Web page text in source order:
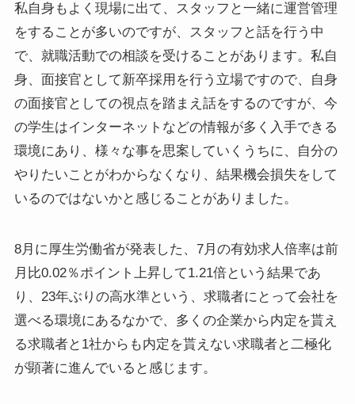
私自身もよく現場に出て、スタッフと一緒に運営管理
をすることが多いのですが、スタッフと話を行う中
で、就職活動での相談を受けることがあります。私自
身、面接官として新卒採用を行う立場ですので、自身
の面接官としての視点を踏まえ話をするのですが、今
の学生はインターネットなどの情報が多く入手できる
環境にあり、様々な事を思案していくうちに、自分の
やりたいことがわからなくなり、結果機会損失をして
いるのではないかと感じることがありました。
8月に厚生労働省が発表した、7月の有効求人倍率は前
月比0.02％ポイント上昇して1.21倍という結果であ
り、23年ぶりの高水準という、求職者にとって会社を
選べる環境にあるなかで、多くの企業から内定を貰え
る求職者と1社からも内定を貰えない求職者と二極化
が顕著に進んでいると感じます。